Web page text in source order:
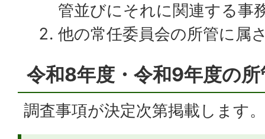
管並びにそれに関連する事
他の常任委員会の所管に属
令和8年度・令和9年度の
調査事項が決定次第掲載します。